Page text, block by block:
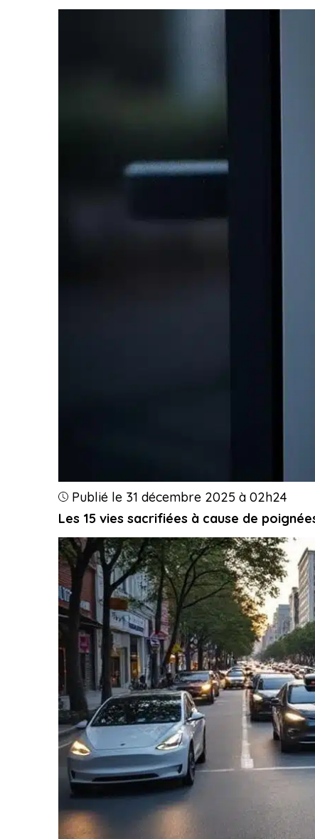
Les 15 vies sacrifiées à cause de
Publié le 31 décembre 2025 à 02h24